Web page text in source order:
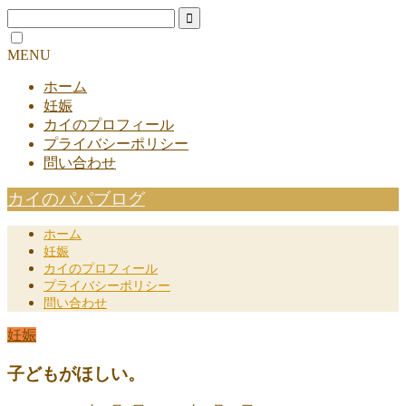
MENU
ホーム
妊娠
カイのプロフィール
プライバシーポリシー
問い合わせ
カイのパパブログ
ホーム
妊娠
カイのプロフィール
プライバシーポリシー
問い合わせ
妊娠
子どもがほしい。